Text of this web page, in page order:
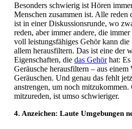
Besonders schwierig ist Hören
Menschen zusammen ist. Alle reden
ist in einer Diskussionsrunde, wo
reden, aber immer andere, die
voll leistungsfähiges Gehör kann
allem herausfiltern. Das ist eine der
Eigenschaften, die das Gehörhat: Es
Geräusche herausfiltern – aus einem
Geräuschen. Und genau das fehlt
anstrengen, um noch mitzukommen.
mitzureden, ist umso schwieriger.
4. Anzeichen: Laute Umgebungen